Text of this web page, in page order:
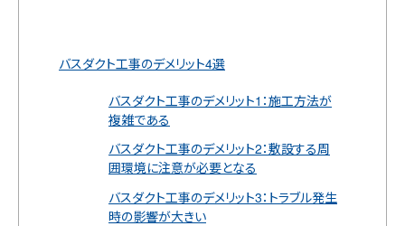
バスダクト工事のデメリット4選
バスダクト工事のデメリット1：施工方法が
複雑である
バスダクト工事のデメリット2：敷設する周
囲環境に注意が必要となる
バスダクト工事のデメリット3：トラブル発生
時の影響が大きい